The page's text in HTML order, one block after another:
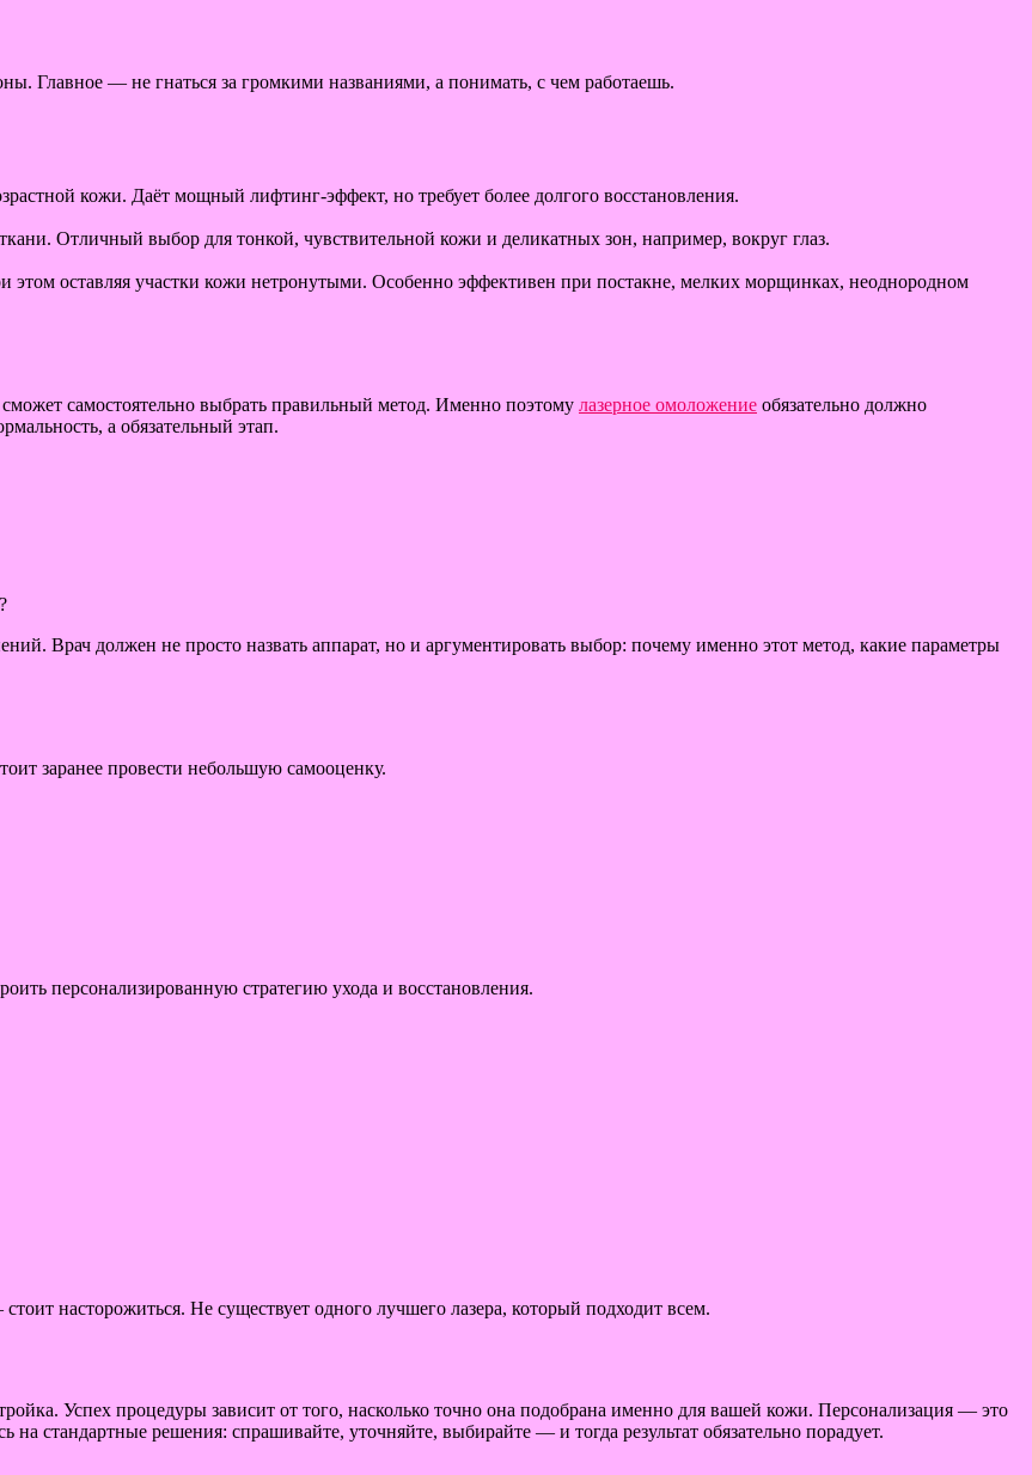
Главное — не гнаться за громкими названиями, а понимать, с чем работаешь.
кожи. Даёт мощный лифтинг-эффект, но требует более долгого восстановления.
Отличный выбор для тонкой, чувствительной кожи и деликатных зон, например, вокруг глаз.
этом оставляя участки кожи нетронутыми. Особенно эффективен при постакне, мелких морщинках, неоднородном
самостоятельно выбрать правильный метод. Именно поэтому лазерное омоложение обязательно должно
а обязательный этап.
Врач должен не просто назвать аппарат, но и аргументировать выбор: почему именно этот метод, какие параметры
заранее провести небольшую самооценку.
персонализированную стратегию ухода и восстановления.
насторожиться. Не существует одного лучшего лазера, который подходит всем.
Успех процедуры зависит от того, насколько точно она подобрана именно для вашей кожи. Персонализация — это
стандартные решения: спрашивайте, уточняйте, выбирайте — и тогда результат обязательно порадует.